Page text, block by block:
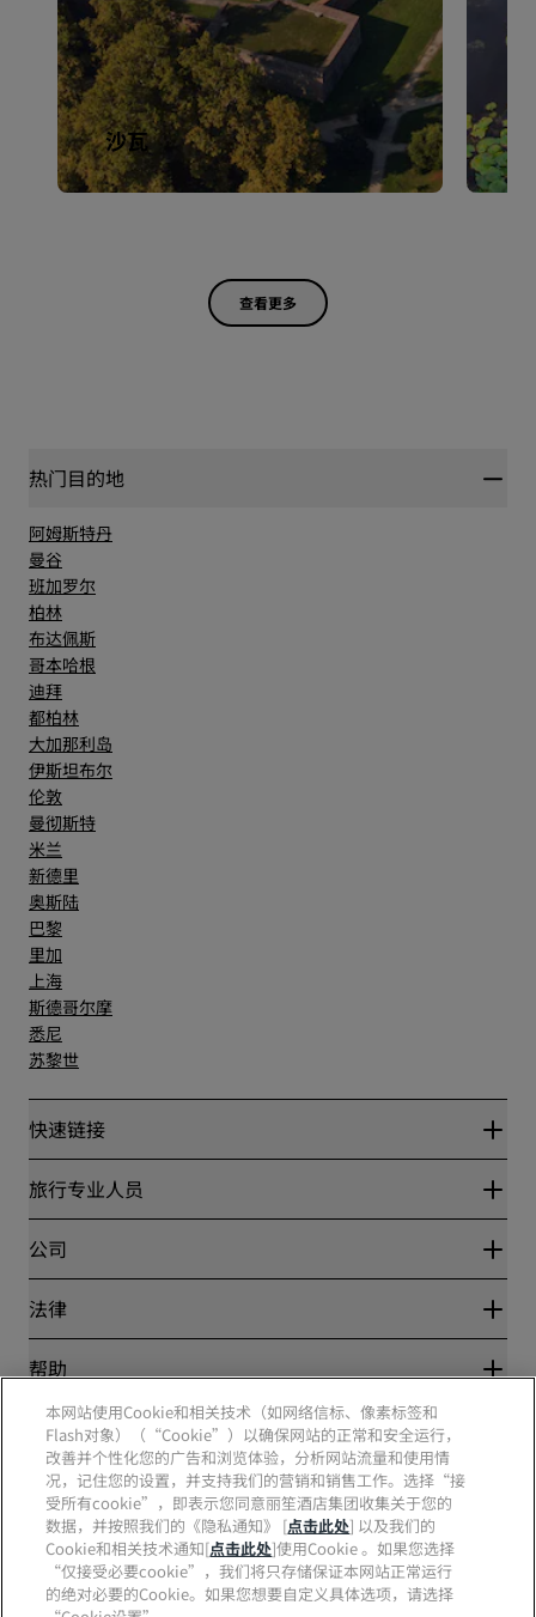
沙瓦
查看更多
热门目的地
阿姆斯特丹
曼谷
班加罗尔
柏林
布达佩斯
哥本哈根
迪拜
都柏林
大加那利岛
伊斯坦布尔
伦敦
曼彻斯特
米兰
新德里
奥斯陆
巴黎
里加
上海
斯德哥尔摩
悉尼
苏黎世
快速链接
丽赏会
Blog
目的地
丽笙酒店集团APP
体育认证酒店
家庭友好型酒店
旅行专业人员
合作伙伴
公司
丽笙酒店集团
工作机会 RHG
工作机会 PPHE
工作机会 EHL
The Club by RHG
发展机会
责任经营
采购
法律
隐私中心
丽赏会条款和条件
网站使用协议
数字无障碍
现代奴隶制声明
帮助
消费者警示
联系方式
常见问题
网站地图
社交媒体
丽笙酒店集团品牌
本网站使用Cookie和相关技术（如网络信标、像素标签和
Flash对象）（“Cookie”）以确保网站的正常和安全运行，
改善并个性化您的广告和浏览体验，分析网站流量和使用情
况，记住您的设置，并支持我们的营销和销售工作。选择“接
受所有cookie”，即表示您同意丽笙酒店集团收集关于您的
数据，并按照我们的《隐私通知》 [点击此处] 以及我们的
Cookie和相关技术通知[点击此处]使用Cookie 。如果您选择
“仅接受必要cookie”，我们将只存储保证本网站正常运行
的绝对必要的Cookie。如果您想要自定义具体选项，请选择